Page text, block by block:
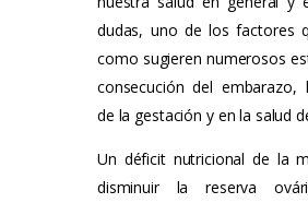
dudas, uno de los factores
como sugieren numerosos
consecución del embarazo,
de la gestación y en la salud
Un déficit nutricional de la
disminuir la reserva